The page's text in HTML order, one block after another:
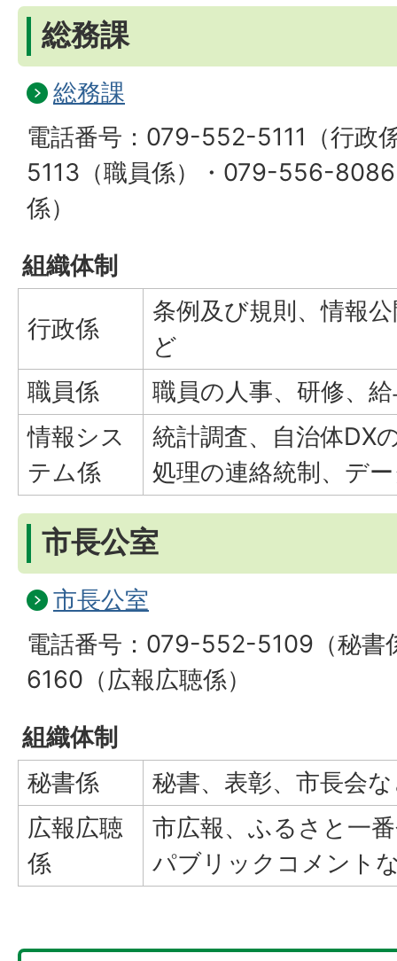
総務課
総務課
電話番号：079-552-5111（行政
5113（職員係）・079-556-
係）
組織体制
行政係
条例及び規則、情報
ど
職員係
職員の人事、研修、
情報シス
テム係
統計調査、自治体DX
処理の連絡統制、デ
市長公室
市長公室
電話番号：079-552-5109（秘
6160（広報広聴係）
組織体制
秘書係
秘書、表彰、市長会
広報広聴
係
市広報、ふるさと一
パブリックコメント